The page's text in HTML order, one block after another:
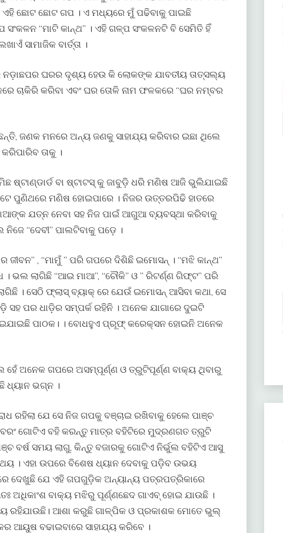
ଏହି ଛୋଟ ଛୋଟ ଗପ । ଏ ମଧ୍ୟରେ ମୁଁ ପଢିବାକୁ ପାଇଛି
“ମାଟି କାନ୍ଥ” । ଏହି ଗଳ୍ପ ସଂକଳନଟି ବି ସେମିତି ହିଁ
ସାମାଜିକ ବାର୍ତ୍ତା ।
ଘରର ଦୃଶ୍ୟ ହେଉ କି ଲୋକଙ୍କ ଯାବତୀୟ ତାତ୍ସଲ୍ୟ
ଚାକିରି କରିବା ଏବଂ ଘର ତୋଳି ନାମ ଫଳକରେ “ଘର ନମ୍ବର
ଜଣକ ମନରେ ଅନ୍ୟ ଜଣକୁ ସାହାଯ୍ୟ କରିବାର ଇଛା ଥିଲେ
ତାକୁ ।
ଷ୍ଟାଣ୍ଡାର୍ଡ ବା ଷ୍ଟାଟସ୍ କୁ ଜାବୁଡ଼ି ଧରି ମଣିଷ ଆଜି ଭୁଲିଯାଇଛି
ପୁଣିଥରେ ମଣିଷ ହୋଇପାରେ । ନିଜର ଉତ୍ତରପିଢି ହାତରେ
ଯତ୍ନ ନେବା ସହ ନିଜ ପାଇଁ ଆଗୁଆ ବ୍ୟବସ୍ଥା କରିବାକୁ
“ଦେବୀ” ପାଲଟିବାକୁ ପଡ଼େ ।
, “ମାମୁଁ ” ପରି ଗପରେ ଦିଶିଛି ଇମୋସନ୍ । “ମଝି କାନ୍ଥ”
ଭଲ ଲାଗିଛି “ଆଇ ମାଆ”, “ଚୌକି” ଓ ” ରିଟର୍ଣ୍ଣ ଗିଫ୍ଟ” ପରି
। ସେଠି ଫ୍ଲାସ୍ ବ୍ୟାକ୍ ରେ ଯେଉଁ ଇମୋସନ୍ ଆସିବା କଥା, ସେ
ସହ ପର ଧାଡ଼ିର ସମ୍ପର୍କ ରହିନି । ଅନେକ ଯାଗାରେ ଦୁଇଟି
ପାଠକ। । ବୋଧହୁଏ ପ୍ରୂଫ୍ କରେକ୍ସନ ହୋଇନି ଅନେକ
ଅନେକ ଗପରେ ଅସମ୍ପୂର୍ଣ୍ଣ ଓ ତ୍ରୁଟିପୂର୍ଣ୍ଣ ବାକ୍ୟ ଥିବାରୁ
ଧ୍ୟାନ ଭଗ୍ନ ।
ରହିଲା ଯେ ସେ ନିଜ ଗପକୁ ବଞ୍ଚାଇ ରଖିବାକୁ ହେଲେ ପାଞ୍ଚ
ବରଂ ଗୋଟିଏ ବହି କରନ୍ତୁ ମାତ୍ର ବହିଟିରେ ମୁଦ୍ରଣଗତ ତ୍ରୁଟି
ବର୍ଷ ସମୟ ଲାଗୁ, କିନ୍ତୁ ବଜାରକୁ ଗୋଟିଏ ନିର୍ଭୁଲ ବହିଟିଏ ଆସୁ
। ଏହା ଉପରେ ବିଶେଷ ଧ୍ୟାନ ଦେବାକୁ ପଡ଼ିବ ଉଭୟ
ଦେଖୁଛି ଯେ ଏହି ଗପଗୁଡ଼ିକ ଅନ୍ୟାନ୍ୟ ପତ୍ରପତ୍ରିକାରେ
ଅଧିକାଂଶ ବାକ୍ୟ ମଝିରୁ ପୂର୍ଣ୍ଣଛେଦ ଗାଏବ୍ ହୋଇ ଯାଉଛି ।
ରହିଯାଉଛି। ଆଶା କରୁଛି ଗାଳ୍ପିକ ଓ ପ୍ରକାଶକ ମୋତେ ଭୁଲ୍
ଆୟୁଷ ବଢାଇବାରେ ସାହାଯ୍ୟ କରିବେ ।